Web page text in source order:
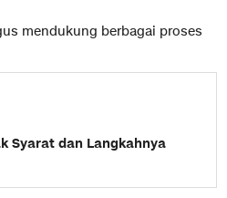
mendukung berbagai proses
Syarat dan Langkahnya